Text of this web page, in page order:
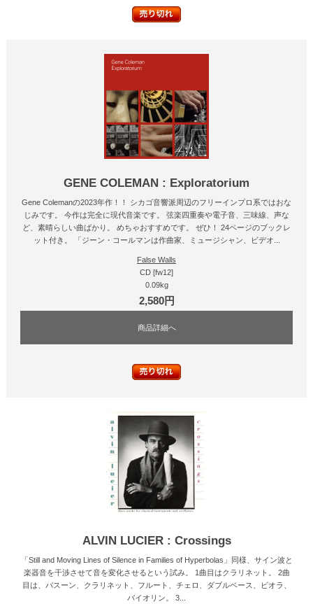
GENE COLEMAN : Exploratorium
Gene Colemanの2023年作！！ シカゴ音響派周辺のフリーインプロ系ではおな
じみです。 今作は完全に現代音楽です。 弦楽四重奏や電子音、三味線、声な
ど、素晴らしい曲ばかり。 めちゃおすすめです。 ぜひ！ 24ページのブックレ
ット付き。 「ジーン・コールマンは作曲家、ミュージシャン、ビデオ...
False Walls
CD [fw12]
0.09kg
2,580円
商品詳細へ
ALVIN LUCIER : Crossings
「Still and Moving Lines of Silence in Families of Hyperbolas」同様、サイン波と
楽器音を干渉させて音を変化させるという試み。 1曲目はクラリネット。 2曲
目は、バスーン、クラリネット、フルート、チェロ、ダブルベース、ビオラ、
バイオリン。 3...